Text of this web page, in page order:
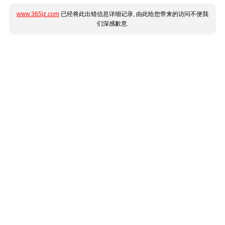
www.365jz.com 已经将此出错信息详细记录, 由此给您带来的访问不便我
们深感歉意.